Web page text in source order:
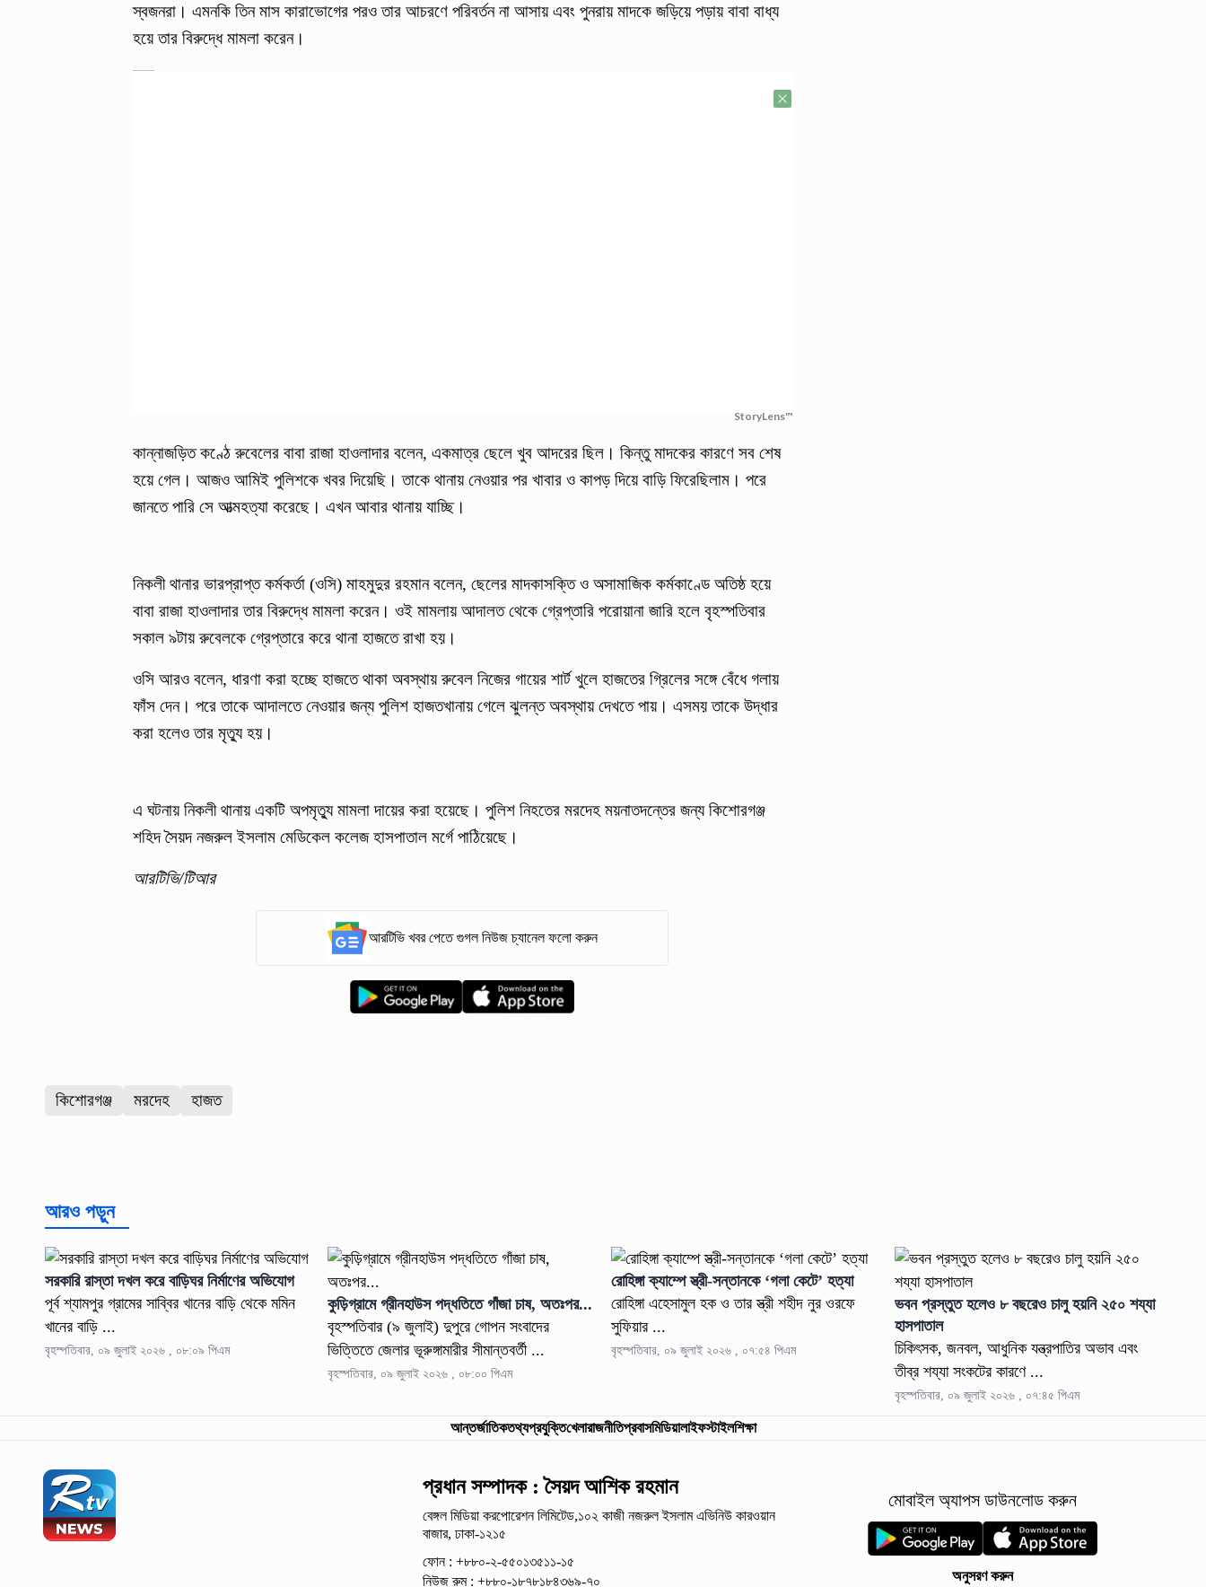
স্বজনরা। এমনকি তিন মাস কারাভোগের পরও তার আচরণে পরিবর্তন না আসায় এবং পুনরায় মাদকে জড়িয়ে পড়ায় বাবা বাধ্য
হয়ে তার বিরুদ্ধে মামলা করেন।
StoryLens™
কান্নাজড়িত কণ্ঠে রুবেলের বাবা রাজা হাওলাদার বলেন, একমাত্র ছেলে খুব আদরের ছিল। কিন্তু মাদকের কারণে সব শেষ
হয়ে গেল। আজও আমিই পুলিশকে খবর দিয়েছি। তাকে থানায় নেওয়ার পর খাবার ও কাপড় দিয়ে বাড়ি ফিরেছিলাম। পরে
জানতে পারি সে আত্মহত্যা করেছে। এখন আবার থানায় যাচ্ছি।
নিকলী থানার ভারপ্রাপ্ত কর্মকর্তা (ওসি) মাহমুদুর রহমান বলেন, ছেলের মাদকাসক্তি ও অসামাজিক কর্মকাণ্ডে অতিষ্ঠ হয়ে
বাবা রাজা হাওলাদার তার বিরুদ্ধে মামলা করেন। ওই মামলায় আদালত থেকে গ্রেপ্তারি পরোয়ানা জারি হলে বৃহস্পতিবার
সকাল ৯টায় রুবেলকে গ্রেপ্তারে করে থানা হাজতে রাখা হয়।
ওসি আরও বলেন, ধারণা করা হচ্ছে হাজতে থাকা অবস্থায় রুবেল নিজের গায়ের শার্ট খুলে হাজতের গ্রিলের সঙ্গে বেঁধে গলায়
ফাঁস দেন। পরে তাকে আদালতে নেওয়ার জন্য পুলিশ হাজতখানায় গেলে ঝুলন্ত অবস্থায় দেখতে পায়। এসময় তাকে উদ্ধার
করা হলেও তার মৃত্যু হয়।
এ ঘটনায় নিকলী থানায় একটি অপমৃত্যু মামলা দায়ের করা হয়েছে। পুলিশ নিহতের মরদেহ ময়নাতদন্তের জন্য কিশোরগঞ্জ
শহিদ সৈয়দ নজরুল ইসলাম মেডিকেল কলেজ হাসপাতাল মর্গে পাঠিয়েছে।
আরটিভি/টিআর
আরটিভি খবর পেতে গুগল নিউজ চ্যানেল ফলো করুন
কিশোরগঞ্জ মরদেহ হাজত
আরও পড়ুন
সরকারি রাস্তা দখল করে বাড়িঘর নির্মাণের অভিযোগ
পূর্ব শ্যামপুর গ্রামের সাব্বির খানের বাড়ি থেকে মমিন
খানের বাড়ি ...
বৃহস্পতিবার, ০৯ জুলাই ২০২৬ , ০৮:০৯ পিএম
কুড়িগ্রামে গ্রীনহাউস পদ্ধতিতে গাঁজা চাষ, অতঃপর...
বৃহস্পতিবার (৯ জুলাই) দুপুরে গোপন সংবাদের
ভিত্তিতে জেলার ভূরুঙ্গামারীর সীমান্তবর্তী ...
বৃহস্পতিবার, ০৯ জুলাই ২০২৬ , ০৮:০০ পিএম
রোহিঙ্গা ক্যাম্পে স্ত্রী-সন্তানকে ‘গলা কেটে’ হত্যা
রোহিঙ্গা এহেসামুল হক ও তার স্ত্রী শহীদ নুর ওরফে
সুফিয়ার ...
বৃহস্পতিবার, ০৯ জুলাই ২০২৬ , ০৭:৫৪ পিএম
ভবন প্রস্তুত হলেও ৮ বছরেও চালু হয়নি ২৫০ শয্যা
হাসপাতাল
চিকিৎসক, জনবল, আধুনিক যন্ত্রপাতির অভাব এবং
তীব্র শয্যা সংকটের কারণে ...
বৃহস্পতিবার, ০৯ জুলাই ২০২৬ , ০৭:৪৫ পিএম
আন্তর্জাতিকতথ্যপ্রযুক্তিখেলারাজনীতিপ্রবাসমিডিয়ালাইফস্টাইলশিক্ষা
প্রধান সম্পাদক : সৈয়দ আশিক রহমান
বেঙ্গল মিডিয়া করপোরেশন লিমিটেড,১০২ কাজী নজরুল ইসলামএভিনিউ কারওয়ান
বাজার, ঢাকা-১২১৫
ফোন : +৮৮০-২-৫৫০১৩৫১১-১৫
নিউজ রুম : +৮৮০-১৮৭৮১৮৪৩৬৯-৭০
মোবাইল অ্যাপস ডাউনলোড করুন
অনুসরণ করুন